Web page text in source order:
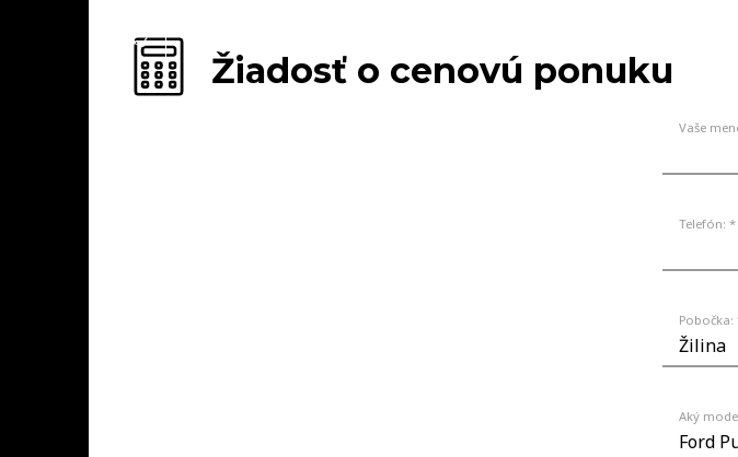
Žiadosť o cenovú ponuku
Vaše
Telefón: *
Pobočka:
Aký